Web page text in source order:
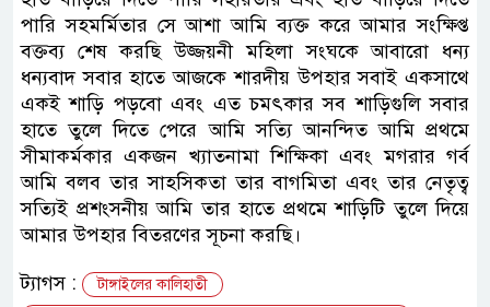
পারি সহমর্মিতার সে আশা আমি ব্যক্ত করে আমার সংক্ষিপ্ত
বক্তব্য শেষ করছি উজ্জয়নী মহিলা সংঘকে আবারো ধন্য
ধন্যবাদ সবার হাতে আজকে শারদীয় উপহার সবাই একসাথে
একই শাড়ি পড়বো এবং এত চমৎকার সব শাড়িগুলি সবার
হাতে তুলে দিতে পেরে আমি সত্যি আনন্দিত আমি প্রথমে
সীমাকর্মকার একজন খ্যাতনামা শিক্ষিকা এবং মগরার গর্ব
আমি বলব তার সাহসিকতা তার বাগমিতা এবং তার নেতৃত্ব
সত্যিই প্রশংসনীয় আমি তার হাতে প্রথমে শাড়িটি তুলে দিয়ে
আমার উপহার বিতরণের সূচনা করছি।
ট্যাগস :
টাঙ্গাইলের কালিহাতী